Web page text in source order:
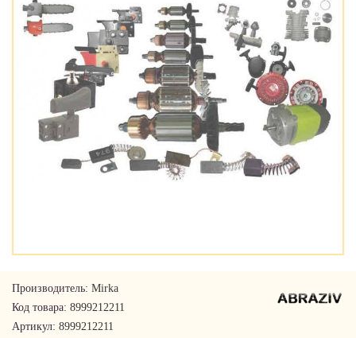
Производитель: Mirka
Код товара: 8999212211
Артикул: 8999212211